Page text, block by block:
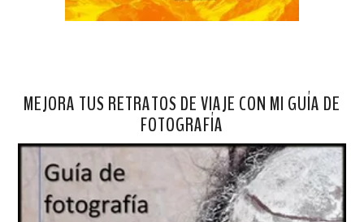
MEJORA TUS RETRATOS DE VIAJE CON MI GUÍA DE
FOTOGRAFÍA